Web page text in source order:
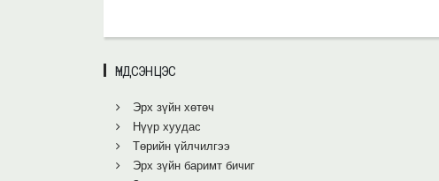
ҮНДСЭН ЦЭС
Эрх зүйн хөтөч
Нүүр хуудас
Төрийн үйлчилгээ
Эрх зүйн баримт бичиг